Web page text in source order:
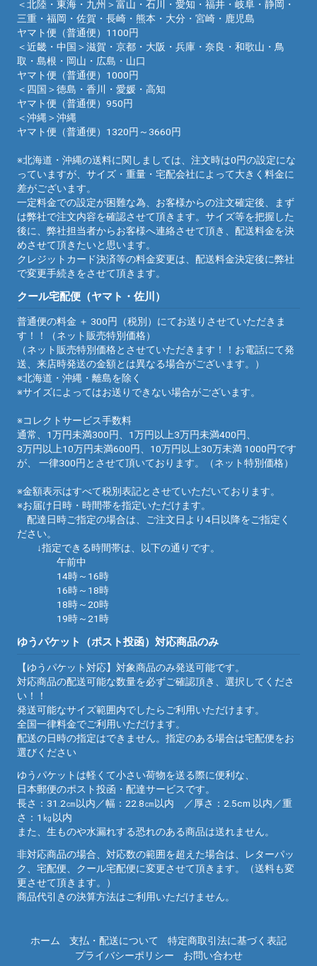
＜北陸・東海・九州＞富山・石川・愛知・福井・岐阜・静岡・
三重・福岡・佐賀・長崎・熊本・大分・宮崎・鹿児島
ヤマト便（普通便）1100円
＜近畿・中国＞滋賀・京都・大阪・兵庫・奈良・和歌山・鳥
取・島根・岡山・広島・山口
ヤマト便（普通便）1000円
＜四国＞徳島・香川・愛媛・高知
ヤマト便（普通便）950円
＜沖縄＞沖縄
ヤマト便（普通便）1320円～3660円
※北海道・沖縄の送料に関しましては、注文時は0円の設定にな
っていますが、サイズ・重量・宅配会社によって大きく料金に
差がございます。
一定料金での設定が困難な為、お客様からの注文確定後、まず
は弊社で注文内容を確認させて頂きます。サイズ等を把握した
後に、弊社担当者からお客様へ連絡させて頂き、配送料金を決
めさせて頂きたいと思います。
クレジットカード決済等の料金変更は、配送料金決定後に弊社
で変更手続きをさせて頂きます。
クール宅配便（ヤマト・佐川）
普通便の料金 ＋ 300円（税別）にてお送りさせていただきま
す！！（ネット販売特別価格）
（ネット販売特別価格とさせていただきます！！お電話にて発
送、来店時発送の金額とは異なる場合がございます。）
※北海道・沖縄・離島を除く
※サイズによってはお送りできない場合がございます。
※コレクトサービス手数料
通常、1万円未満300円、1万円以上3万円未満400円、
3万円以上10万円未満600円、10万円以上30万未満 1000円です
が、 一律300円とさせて頂いております。（ネット特別価格）
※金額表示はすべて税別表記とさせていただいております。
※お届け日時・時間帯を指定いただけます。
配達日時ご指定の場合は、ご注文日より4日以降をご指定く
ださい。
↓指定できる時間帯は、以下の通りです。
午前中
14時～16時
16時～18時
18時～20時
19時～21時
ゆうパケット（ポスト投函）対応商品のみ
【ゆうパケット対応】対象商品のみ発送可能です。
対応商品の配送可能な数量を必ずご確認頂き、選択してくださ
い！！
発送可能なサイズ範囲内でしたらご利用いただけます。
全国一律料金でご利用いただけます。
配送の日時の指定はできません。指定のある場合は宅配便をお
選びください
ゆうパケットは軽くて小さい荷物を送る際に便利な、
日本郵便のポスト投函・配達サービスです。
長さ：31.2㎝以内／幅：22.8㎝以内 ／厚さ：2.5cm 以内／重
さ：1㎏以内
また、生ものや水漏れする恐れのある商品は送れません。
非対応商品の場合、対応数の範囲を超えた場合は、レターパッ
ク、宅配便、クール宅配便に変更させて頂きます。（送料も変
更させて頂きます。）
商品代引きの決算方法はご利用いただけません。
ホーム 支払・配送について
特定商取引法に基づく表記
プライバシーポリシー
お問い合わせ